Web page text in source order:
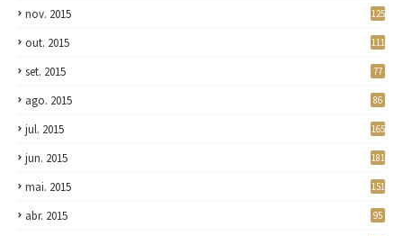
nov. 2015 125
out. 2015 111
set. 2015 77
ago. 2015 86
jul. 2015 165
jun. 2015 181
mai. 2015 151
abr. 2015 95